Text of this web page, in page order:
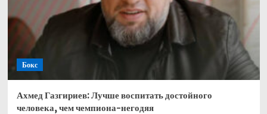
Бокс
Ахмед Газгириев: Лучше воспитать достойного
человека, чем чемпиона-негодяя